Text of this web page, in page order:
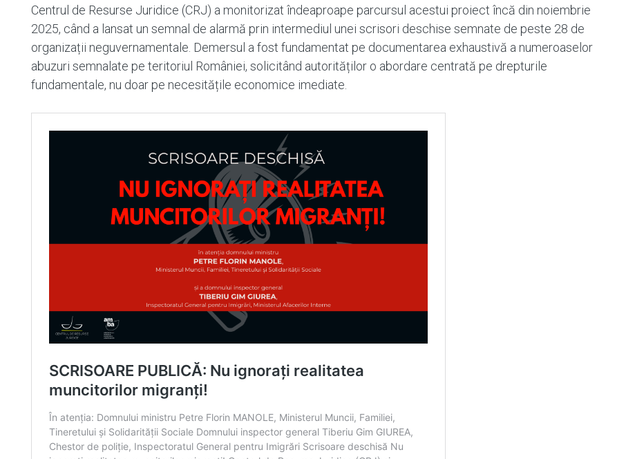
Centrul de Resurse Juridice (CRJ) a monitorizat îndeaproape parcursul acestui proiect încă din noiembrie
2025, când a lansat un semnal de alarmă prin intermediul unei scrisori deschise semnate de peste 28 de
organizații neguvernamentale. Demersul a fost fundamentat pe documentarea exhaustivă a numeroaselor
abuzuri semnalate pe teritoriul României, solicitând autorităților o abordare centrată pe drepturile
fundamentale, nu doar pe necesitățile economice imediate.